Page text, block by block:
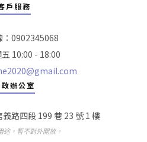
戶服務
：0902345068
10:00 - 18:00
辦公室
路四段 199 巷 23 號 1 樓
途，暫不對外開放。